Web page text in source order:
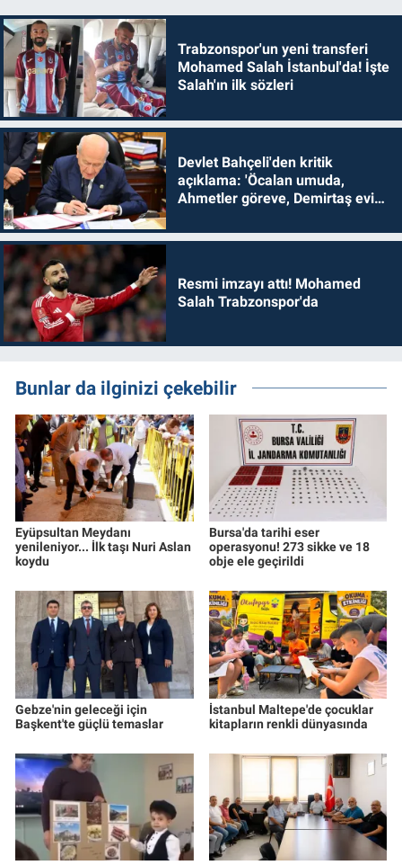
Trabzonspor'un yeni transferi
Mohamed Salah İstanbul'da! İşte
Salah'ın ilk sözleri
Devlet Bahçeli'den kritik
açıklama: 'Öcalan umuda,
Ahmetler göreve, Demirtaş evine
Resmi imzayı attı! Mohamed
Salah Trabzonspor'da
Bunlar da ilginizi çekebilir
Eyüpsultan Meydanı
yenileniyor... İlk taşı Nuri Aslan
koydu
Bursa'da tarihi eser
operasyonu! 273 sikke ve 18
obje ele geçirildi
Gebze'nin geleceği için
Başkent'te güçlü temaslar
İstanbul Maltepe'de çocuklar
kitapların renkli dünyasında